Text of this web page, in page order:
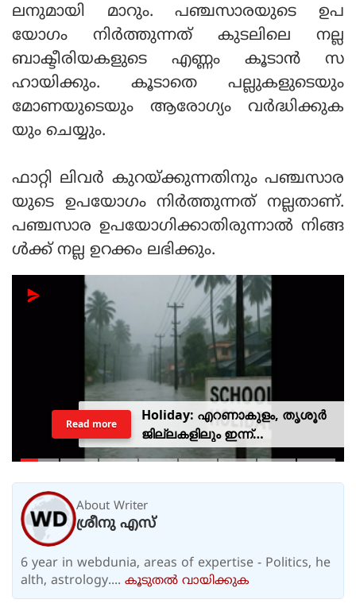
ലനുമായി മാറും. പഞ്ചസാരയുടെ ഉപ
യോഗം നിര്‍ത്തുന്നത് കുടലിലെ നല്ല
ബാക്ടീരിയകളുടെ എണ്ണം കൂടാന്‍ സ
ഹായിക്കും. കൂടാതെ പല്ലുകളുടെയും
മോണയുടെയും ആരോഗ്യം വര്‍ദ്ധിക്കുക
യും ചെയ്യും.
ഫാറ്റി ലിവര്‍ കുറയ്ക്കുന്നതിനും പഞ്ചസാര
യുടെ ഉപയോഗം നിര്‍ത്തുന്നത് നല്ലതാണ്.
പഞ്ചസാര ഉപയോഗിക്കാതിരുന്നാല്‍ നിങ്ങ
ള്‍ക്ക് നല്ല ഉറക്കം ലഭിക്കും.
Holiday: എറണാകുളം, തൃശൂർ
ജില്ലകളിലും ഇന്ന്
അവധിയാണേ..!
Read more
About Writer
ശ്രീനു എസ്
6 year in webdunia, areas of expertise - Politics, he
alth, astrology.... കൂടുതല്‍ വായിക്കുക